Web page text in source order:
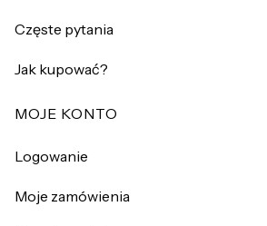
Częste pytania
Jak kupować?
MOJE KONTO
Logowanie
Moje zamówienia